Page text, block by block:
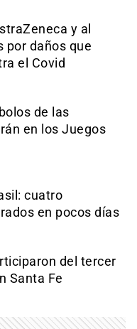
y al
por daños que
el Covid
de las
en los Juegos
cuatro
en pocos días
del tercer
Santa Fe